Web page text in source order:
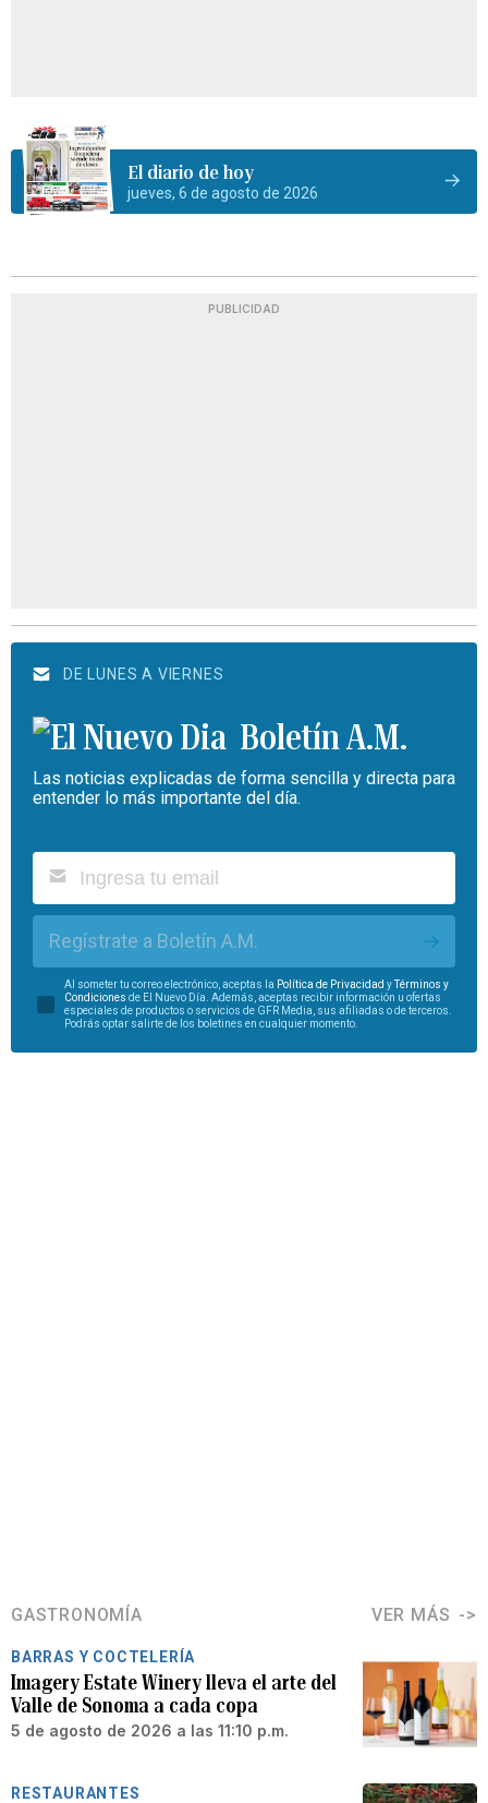
El diario de hoy
jueves, 6 de agosto de 2026
PUBLICIDAD
DE LUNES A VIERNES
Boletín A.M.
Las noticias explicadas de forma sencilla y directa para
entender lo más importante del día.
Regístrate a Boletín A.M.
Al someter tu correo electrónico, aceptas la Política de Privacidad yTérminos y
Condiciones de El Nuevo Día. Además, aceptas recibir información u ofertas
especiales de productos o servicios de GFR Media, sus afiliadas o de terceros.
Podrás optar salirte de los boletines en cualquier momento.
GASTRONOMÍA VER MÁS
BARRAS Y COCTELERÍA
Imagery Estate Winery lleva el arte del
Valle de Sonoma a cada copa
5 de agosto de 2026 a las 11:10 p.m.
RESTAURANTES